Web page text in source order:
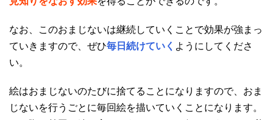
なお、このおまじないは継続していくことで効果が強まっ
ていきますので、ぜひ毎日続けていく ようにしてくださ
い。
絵はおまじないのたびに捨てることになりますので、おま
じないを行うごとに毎回絵を描いていくことになります。